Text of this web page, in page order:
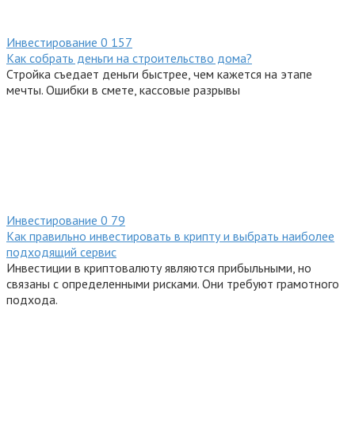
Инвестирование 0 157
Как собрать деньги на строительство дома?
Стройка съедает деньги быстрее, чем кажется на этапе
мечты. Ошибки в смете, кассовые разрывы
Инвестирование 0 79
Как правильно инвестировать в крипту и выбрать наиболее
подходящий сервис
Инвестиции в криптовалюту являются прибыльными, но
связаны с определенными рисками. Они требуют грамотного
подхода.